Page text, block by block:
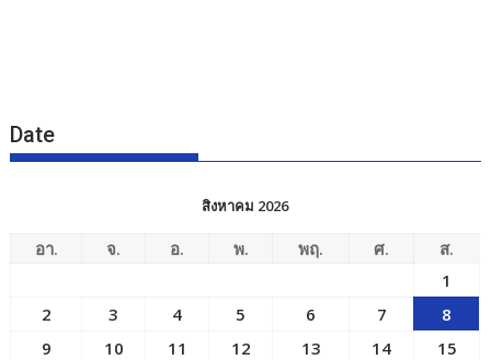
Date
สิงหาคม 2026
อา. จ. อ. พ. พฤ. ศ.
ส.
1
2
3 4 5 6 7
8
9
10 11 12 13 14
15